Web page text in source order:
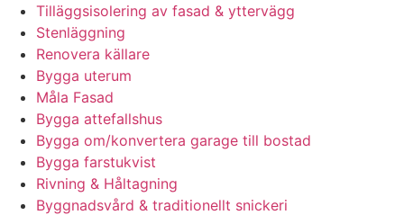
Tilläggsisolering av fasad & yttervägg
Stenläggning
Renovera källare
Bygga uterum
Måla Fasad
Bygga attefallshus
Bygga om/konvertera garage till bostad
Bygga farstukvist
Rivning & Håltagning
Byggnadsvård & traditionellt snickeri